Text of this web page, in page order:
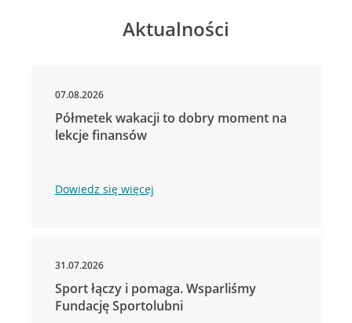
Aktualności
07.08.2026
Półmetek wakacji to dobry moment na
lekcje finansów
Dowiedz się więcej
31.07.2026
Sport łączy i pomaga. Wsparliśmy
Fundację Sportolubni